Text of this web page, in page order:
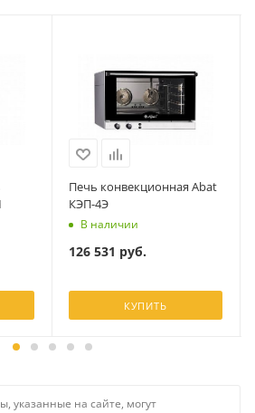
Печь конвекционная Abat
КЭП-4Э
В наличии
126 531 руб.
КУПИТЬ
указанные на сайте, могут